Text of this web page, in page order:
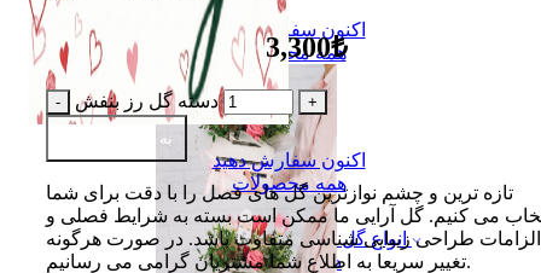
اکنون سفارش دهید
همه محصولات
انواع گل
دسته گل
اکنون سفارش دهید
همه محصولات
3,300₺
دسته گل رز بنفش
به سبد اضافه کن
تازه ترین و چشم نوازترین گل های فصل را با دقت برای شما
می کنیم. گل آرایی ما ممکن است بسته به شرایط فصلی و
الزامات طراحی زیبایی شناسی متفاوت باشد. در صورت هرگونه
تغییر سریعا به اطلاع شما مشتریان گرامی می رسانیم.